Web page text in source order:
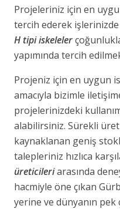
Projeleriniz için en
tercih ederek
H tipi iskeleler
yapımında tercih
Projeniz için en uygun
amacıyla bizimle
projelerinizdeki
alabilirsiniz. Sürekli
kaynaklanan geniş
talepleriniz hızlıca
üreticileriarasında
hacmiyle öne çıkan
yerine ve dünyanın